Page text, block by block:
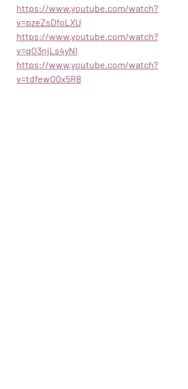
https://www.youtube.com/watch?
v=pzeZsDfoLXU
https://www.youtube.com/watch?
v=qO3njLs4yNI
https://www.youtube.com/watch?
v=tdfewO0x5R8